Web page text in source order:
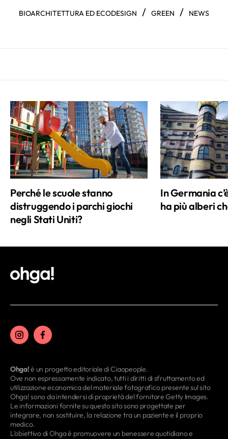
BIOARCHITETTURA ED ECODESIGN / GREEN / NEWS
Perché le scuole stanno
distruggendo i parchi giochi
negli Stati Uniti?
In Germania
ha più alberi
Ohga!è un progetto editoriale di Ciaopeople.
Ove non espressamente indicato, tutti i diritti di sfruttamento ed
utilizzazione economica del materiale fotografico presente sul sito
Ohga! sono da intendersi di proprietà del fornitore Getty Images.
Le informazioni fornite su questo sito sono progettate per
integrare, non sostituire, la relazione tra un paziente e il proprio
medico.
L’obiettivo di Ohga è promuovere un benessere quotidiano e